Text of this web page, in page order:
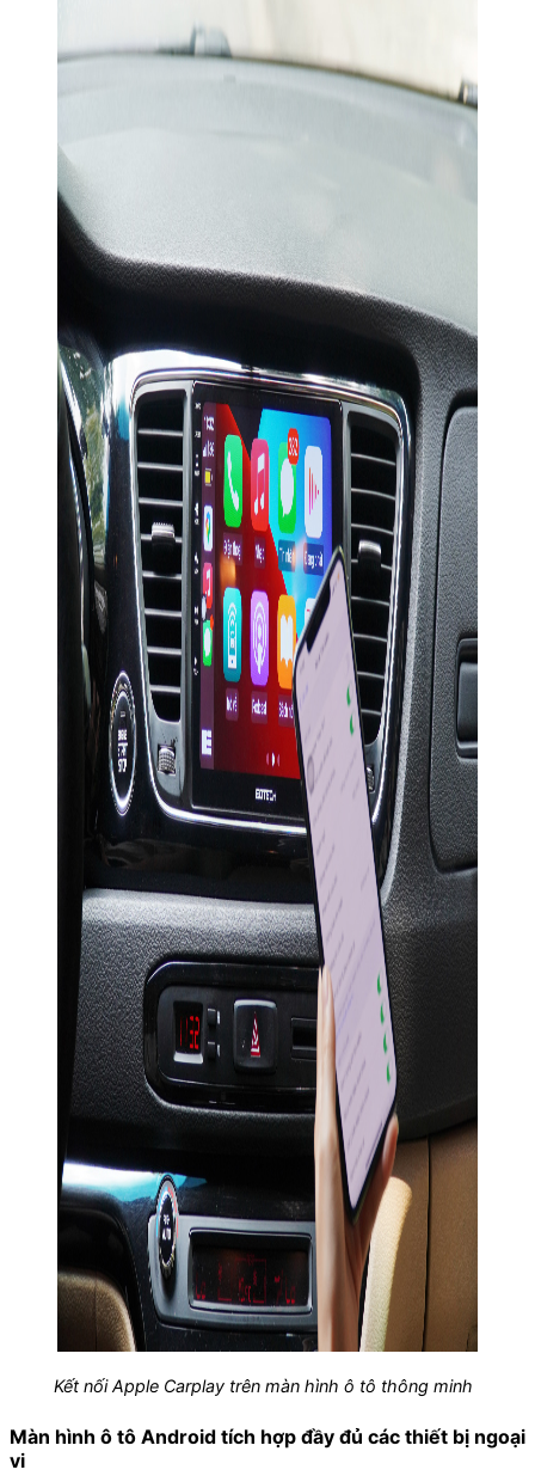
Kết nối Apple Carplay trên màn hình ô tô thông minh
Màn hình ô tô Android tích hợp đầy đủ các thiết bị ngoại
vi